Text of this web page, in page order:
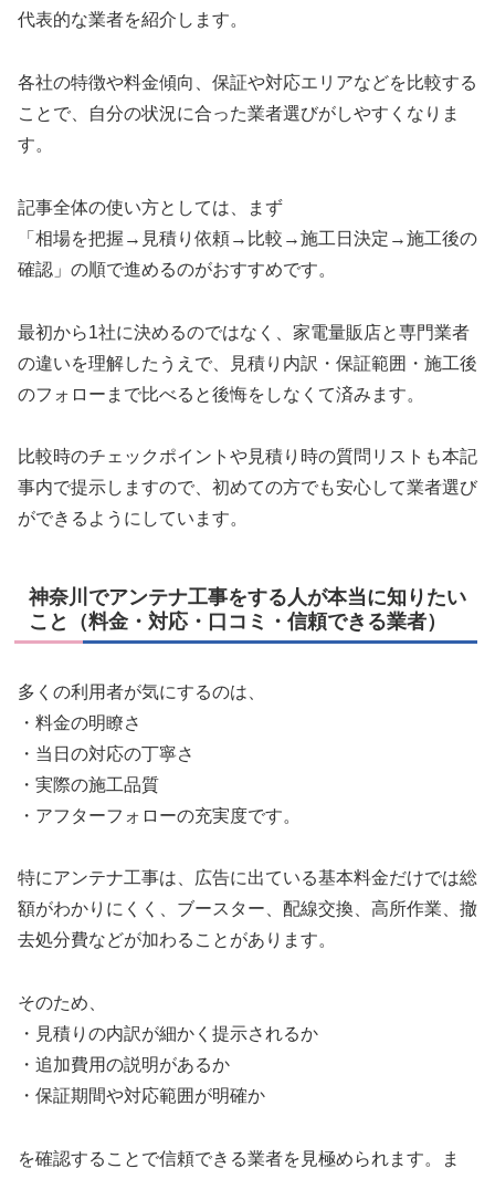
代表的な業者を紹介します。
各社の特徴や料金傾向、保証や対応エリアなどを比較する
ことで、自分の状況に合った業者選びがしやすくなりま
す。
記事全体の使い方としては、まず
「相場を把握→見積り依頼→比較→施工日決定→施工後の
確認」の順で進めるのがおすすめです。
最初から1社に決めるのではなく、家電量販店と専門業者
の違いを理解したうえで、見積り内訳・保証範囲・施工後
のフォローまで比べると後悔をしなくて済みます。
比較時のチェックポイントや見積り時の質問リストも本記
事内で提示しますので、初めての方でも安心して業者選び
ができるようにしています。
神奈川でアンテナ工事をする人が本当に知りたい
こと（料金・対応・口コミ・信頼できる業者）
多くの利用者が気にするのは、
・料金の明瞭さ
・当日の対応の丁寧さ
・実際の施工品質
・アフターフォローの充実度です。
特にアンテナ工事は、広告に出ている基本料金だけでは総
額がわかりにくく、ブースター、配線交換、高所作業、撤
去処分費などが加わることがあります。
そのため、
・見積りの内訳が細かく提示されるか
・追加費用の説明があるか
・保証期間や対応範囲が明確か
を確認することで信頼できる業者を見極められます。ま